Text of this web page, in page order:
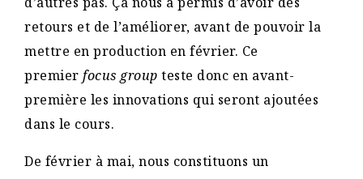
retours et de l’améliorer, avant de pouvoir la
mettre en production en février. Ce
premier focus group teste donc en avant-
première les innovations qui seront ajoutées
dans le cours.
De février à mai, nous constituons un